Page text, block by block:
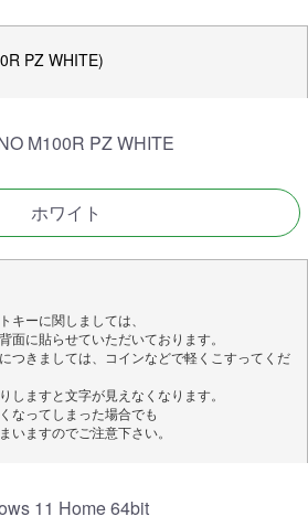
PZ WHITE)
M100R PZ WHITE
ホワイト
キーに関しましては、
面に貼らせていただいております。
つきましては、コインなどで軽くこすってくだ
しますと文字が見えなくなります。
なってしまった場合でも
いますのでご注意下さい。
11 Home 64bit